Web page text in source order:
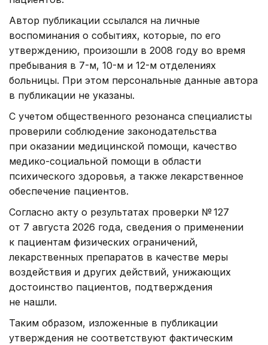
Автор публикации ссылался на личные
воспоминания о событиях, которые, по его
утверждению, произошли в 2008 году во время
пребывания в 7-м, 10-м и 12-м отделениях
больницы. При этом персональные данные автора
в публикации не указаны.
С учетом общественного резонанса специалисты
проверили соблюдение законодательства
при оказании медицинской помощи, качество
медико-социальной помощи в области
психического здоровья, а также лекарственное
обеспечение пациентов.
Согласно акту о результатах проверки № 127
от 7 августа 2026 года, сведения о применении
к пациентам физических ограничений,
лекарственных препаратов в качестве меры
воздействия и других действий, унижающих
достоинство пациентов, подтверждения
не нашли.
Таким образом, изложенные в публикации
утверждения не соответствуют фактическим